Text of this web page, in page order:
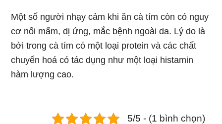
Một số người nhạy cảm khi ăn cà tím còn có nguy
cơ nổi mẩm, dị ứng, mắc bệnh ngoài da. Lý do là
bởi trong cà tím có một loại protein và các chất
chuyển hoá có tác dụng như một loại histamin
hàm lượng cao.
5/5 - (1 bình chọn)